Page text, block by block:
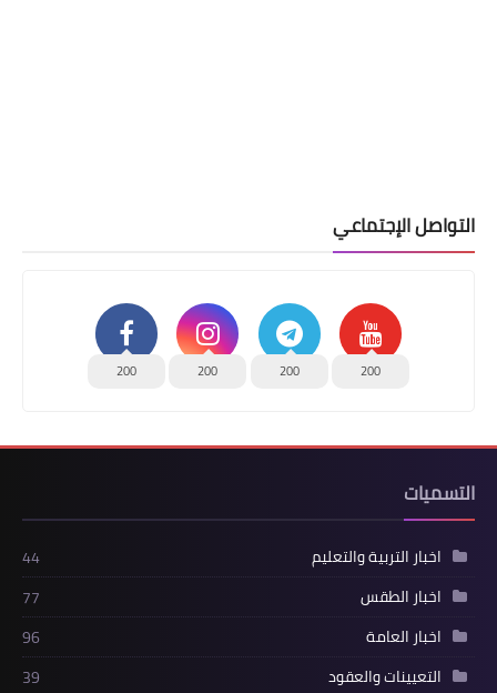
التواصل الإجتماعي
200
200
200
200
التسميات
اخبار التربية والتعليم
44
اخبار الطقس
77
اخبار العامة
96
التعيينات والعقود
39